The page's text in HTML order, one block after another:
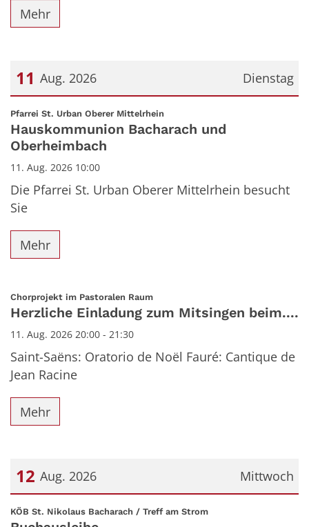
Mehr
Dienstag
11 Aug. 2026
Datum: 11. August 2026
Pfarrei St. Urban Oberer Mittelrhein
Hauskommunion Bacharach und
Oberheimbach
11. Aug. 2026 10:00
Die Pfarrei St. Urban Oberer Mittelrhein besucht
Sie
Mehr
Chorprojekt im Pastoralen Raum:
Herzliche Einladung zum Mitsingen beim....
11. Aug. 2026 20:00 - 21:30
Saint-Saëns: Oratorio de Noël Fauré: Cantique de
Jean Racine
Mehr
Mittwoch
12 Aug. 2026
Datum: 12. August 2026
KÖB St. Nikolaus Bacharach / Treff am Strom: